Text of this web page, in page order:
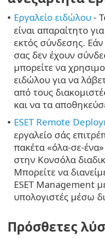
• Εργαλείο ειδώλου -
είναι απαραίτητο
εκτός σύνδεσης. Εάν
σας δεν έχουν
μπορείτε να
ειδώλου για να
από τους
και να τα
• ESET Remote
εργαλείο σάς
πακέτα «όλα-σε-
στην Κονσόλα
Μπορείτε να
ESET Management
υπολογιστές μέσω
Πρόσθετες